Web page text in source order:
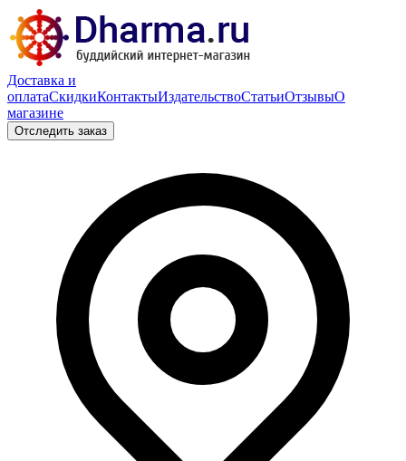
Доставка и
оплатаСкидкиКонтактыИздательствоСтатьиОтзывыО
магазине
Отследить заказ